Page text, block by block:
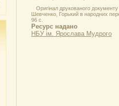
Оригінал друкованого
Шевченко, Горький в народних
96 с.
Ресурс надано
НБУ ім. Ярослава Мудрого